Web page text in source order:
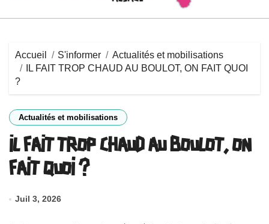
Accueil S'informer
Actualités et mobilisations
IL FAIT TROP CHAUD AU BOULOT, ON FAIT QUOI
?
Actualités et mobilisations
IL FAIT TROP CHAUD AU BOULOT, ON
FAIT QUOI ?
Juil 3, 2026